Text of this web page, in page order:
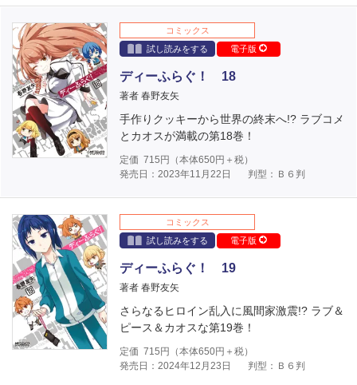
コミックス
試し読みをする
電子版
ディーふらぐ！ 18
著者 春野友矢
手作りクッキーから世界の終末へ!? ラブコメ
とカオスが満載の第18巻！
定価 715 円（本体650円＋税）
発売日：2023年11月22日
判型：Ｂ６判
コミックス
試し読みをする
電子版
ディーふらぐ！ 19
著者 春野友矢
さらなるヒロイン乱入に風間家激震!? ラブ＆
ピース＆カオスな第19巻！
定価 715 円（本体650円＋税）
発売日：2024年12月23日
判型：Ｂ６判